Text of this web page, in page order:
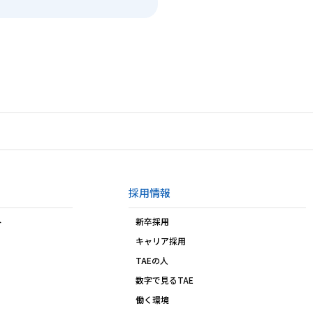
採用情報
新卒採用
キャリア採用
TAEの人
数字で見るTAE
働く環境